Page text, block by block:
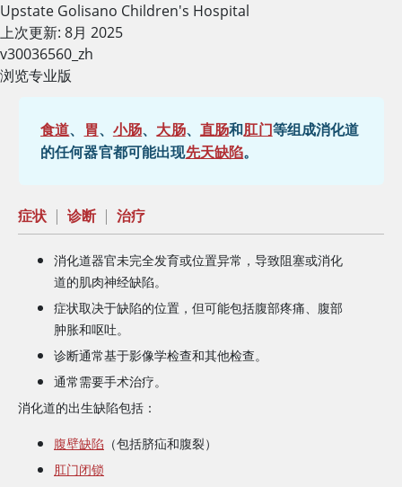
Upstate Golisano Children's Hospital
上次更新: 8月 2025
v30036560_zh
浏览专业版
食道、 胃、 小肠、 大肠、 直肠和肛门等组成消化道
的任何器官都可能出现先天缺陷。
症状 | 诊断 | 治疗
消化道器官未完全发育或位置异常，导致阻塞或消化
道的肌肉神经缺陷。
症状取决于缺陷的位置，但可能包括腹部疼痛、腹部
肿胀和呕吐。
诊断通常基于影像学检查和其他检查。
通常需要手术治疗。
消化道的出生缺陷包括：
腹壁缺陷 （包括脐疝和腹裂）
肛门闭锁